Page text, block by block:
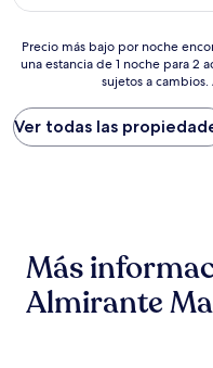
Precio
más
por
noche
encontrado
con
base
Precio más bajo por noche
una estancia de 1 noche para 2
sujetos a
Ver todas las
Más
Almirante